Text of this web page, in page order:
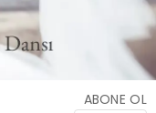
ABONE OL